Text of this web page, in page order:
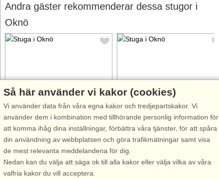
Andra gäster rekommenderar dessa stugor i
Oknö
Stugnr: 53927
Oknö
8 personer, 86 m²
110 m till sjö/hav:.
Havsnära hus på fina
semesterön Oknö där ni kan
njuta av lugnet och se havet
Stugnr: 45989
Oknö
6 personer, 60 m²
120 m till sjö/hav:.
Mysigt hus på semesteridylliska
Oknö med både utsikt och
Så här använder vi kakor (cookies)
Vi använder data från våra egna kakor och tredjepartskakor. Vi
använder dem i kombination med tillhörande personlig information för
att komma ihåg dina inställningar, förbättra våra tjänster, för att spåra
din användning av webbplatsen och göra trafikmätningar samt visa
de mest relevanta meddelandena för dig.
Nedan kan du välja att säga ok till alla kakor eller välja vilka av våra
valfria kakor du vill acceptera.